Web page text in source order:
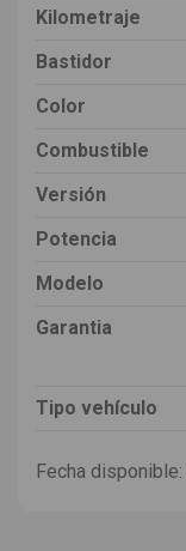
Kilometraje
Bastidor
Color
Combustible
Versión
Potencia
Modelo
Garantia
Tipo vehículo
Fecha disponible: